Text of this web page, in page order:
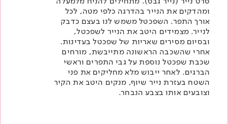
ומהדקים את הנייר בהדרגה כלפי מטה, לכל
אורך התפר. השפכטל משמש לנו בעצם כדבק
לנייר. מצמידים היטב את הנייר לשפכטל,
ובסיום מסירים שאריות של שפכטל בעדינות.
אחרי שהשכבה הראשונה מתייבשת, מורחים
שכבת שפכטל נוספת על גבי התפרים וראשי
הברגים. לאחר ייבוש מלא מחליקים את פני
השטח בעזרת נייר שיוף, מנקים היטב את הקיר
וצובעים אותו בצבע הנבחר.